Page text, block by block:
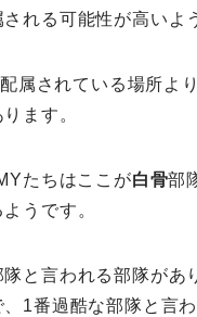
れる可能性が高いよ
属されている場所よ
ます。
たちはここが白骨部
うです。
と言われる部隊があ
1番過酷な部隊と言わ